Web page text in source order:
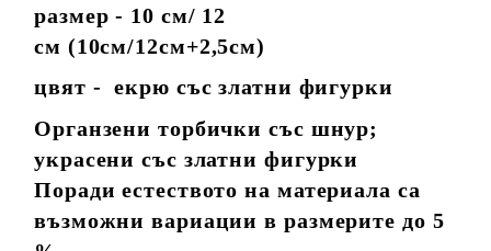
размер - 10 см/ 12
см (10см/12см+2,5см)
цвят - екрю със златни фигурки
Органзени торбички със шнур;
украсени със златни фигурки
Поради естеството на материала са
възможни вариации в размерите до 5